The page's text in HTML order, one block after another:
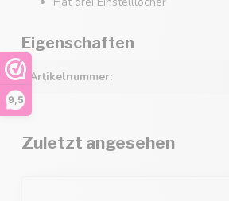
9,5
Eigenschaften
Artikelnummer:
Zuletzt angesehen